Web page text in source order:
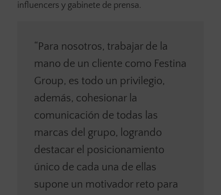
influencers y gabinete de prensa.
“Para nosotros, trabajar de la
mano de un cliente como Festina
Group, es todo un privilegio,
además, cohesionar la
comunicación de todas las
marcas del grupo, logrando
destacar el posicionamiento
único de cada una de ellas
supone un motivador reto para